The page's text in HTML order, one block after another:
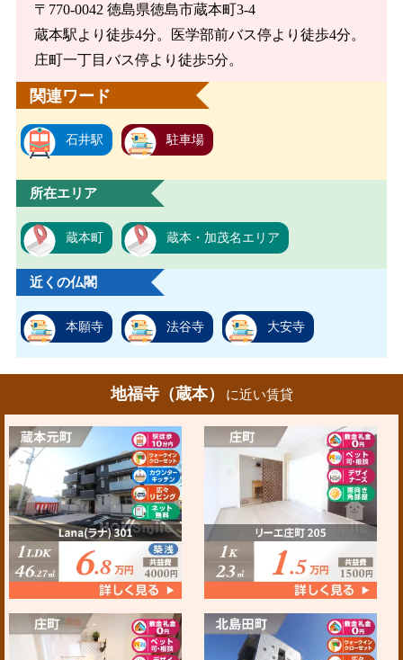
〒770-0042 徳島県徳島市蔵本町3-4
蔵本駅より徒歩4分。医学部前バス停より徒歩4分。
庄町一丁目バス停より徒歩5分。
関連ワード
石井駅 駐車場
所在エリア
蔵本町 蔵本・加茂名エリア
近くの仏閣
本願寺 法谷寺 大安寺
地福寺（蔵本） に近い賃貸